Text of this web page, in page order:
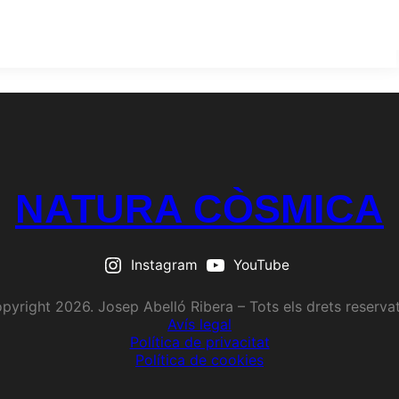
NATURA CÒSMICA
Instagram YouTube
2026. Josep Abelló Ribera – Tots els drets
Avís legal
Política de privacitat
Política de cookies